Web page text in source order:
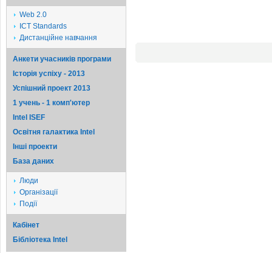
Web 2.0
ICT Standards
Дистанційне навчання
Анкети учасників програми
Історія успіху - 2013
Успішний проект 2013
1 учень - 1 комп'ютер
Intel ISEF
Освітня галактика Intel
Iншi проекти
База даних
Люди
Організації
Події
Кабінет
Бібліотека Intel